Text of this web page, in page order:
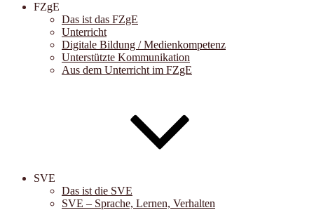
FZgE
Das ist das FZgE
Unterricht
Digitale Bildung / Medienkompetenz
Unterstützte Kommunikation
Aus dem Unterricht im FZgE
SVE
Das ist die SVE
SVE – Sprache, Lernen, Verhalten